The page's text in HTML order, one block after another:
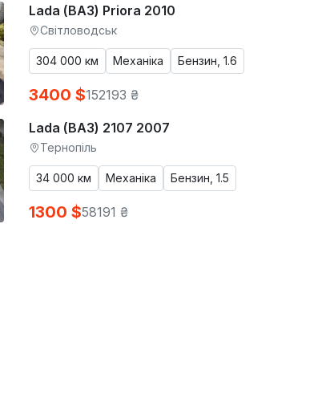
Lada (ВАЗ) Priora 2010
Світловодськ
304 000 км Механіка Бензин, 1.6
3400 $152193 ₴
Lada (ВАЗ) 2107 2007
Тернопіль
34 000 км Механіка Бензин, 1.5
1300 $58191 ₴